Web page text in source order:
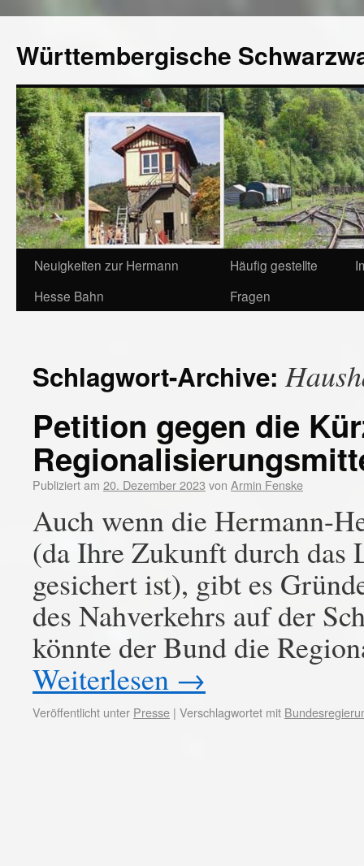
Württembergische
Neuigkeiten zur Hermann
Hesse Bahn
Häufig gestellte
Fragen
Schlagwort-Archive:
Petition gegen die
Publiziert am 20. Dezember 2023 von Armin Fenske
Auch wenn die Hermann-
(da Ihre Zukunft durch das
gesichert ist), gibt es
des Nahverkehrs auf der
könnte der Bund die
Weiterlesen →
Veröffentlicht unter Presse | Verschlagwortet mit